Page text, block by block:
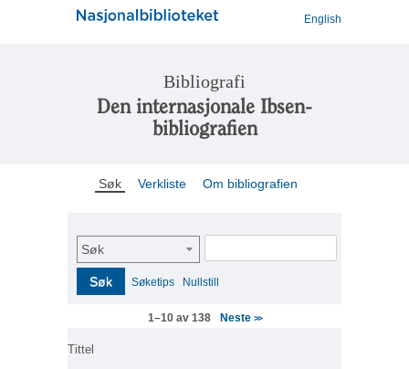
English
Bibliografi
Den internasjonale Ibsen-
bibliografien
Søk Verkliste Om bibliografien
Søk
Søk Søketips Nullstill
1–10 av 138 Neste >>
Tittel